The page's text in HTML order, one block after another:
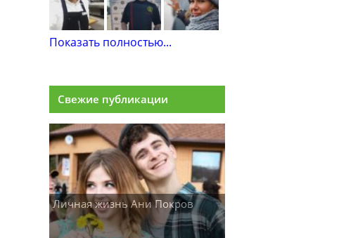
Показать полностью...
Свежие публикации
Личная жизнь Ани Покров